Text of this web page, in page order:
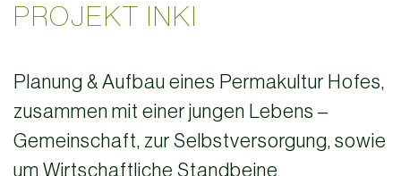
PROJEKT INKI
Planung & Aufbau eines Permakultur Hofes,
zusammen mit einer jungen Lebens –
Gemeinschaft, zur Selbstversorgung, sowie
um Wirtschaftliche Standbeine